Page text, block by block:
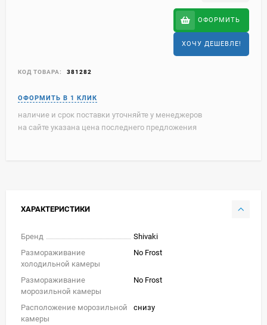
ОФОРМИТЬ
ХОЧУ ДЕШЕВЛЕ!
КОД ТОВАРА: 381282
наличие и срок поставки уточняйте у менеджеров
на сайте указана цена последнего предложения
ХАРАКТЕРИСТИКИ
Бренд
Shivaki
Размораживание
холодильной камеры
No Frost
Размораживание
морозильной камеры
No Frost
Расположение морозильной
камеры
снизу